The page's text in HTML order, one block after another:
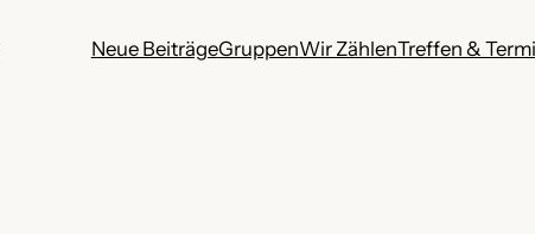
Neue BeiträgeGruppenWir ZählenTreffen &